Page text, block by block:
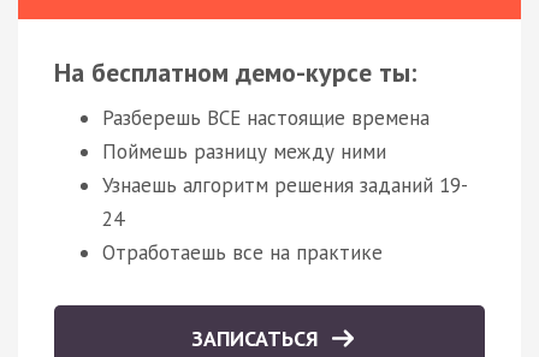
На бесплатном демо-курсе ты:
Разберешь ВСЕ настоящие времена
Поймешь разницу между ними
Узнаешь алгоритм решения заданий 19-
24
Отработаешь все на практике
ЗАПИСАТЬСЯ